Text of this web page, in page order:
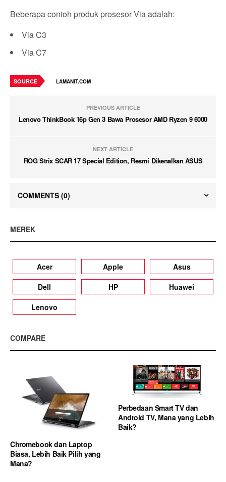
Beberapa contoh produk prosesor Via adalah:
Via C3
Via C7
SOURCE LAMANIT.COM
PREVIOUS ARTICLE
Lenovo ThinkBook 16p Gen 3 Bawa Prosesor AMD Ryzen 9 6000
NEXT ARTICLE
ROG Strix SCAR 17 Special Edition, Resmi Dikenalkan ASUS
COMMENTS (0)
MEREK
Acer Apple
Asus
Dell
HP
Huawei
Lenovo
COMPARE
Chromebook dan Laptop
Biasa, Lebih Baik Pilih yang
Mana?
Perbedaan Smart TV dan
Android TV, Mana yang Lebih
Baik?